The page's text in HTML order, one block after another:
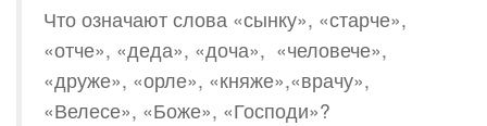
Что означают слова «сынку», «старче»,
«отче», «деда», «доча», «человече»,
«друже», «орле», «княже»,«врачу»,
«Велесе», «Боже», «Господи»?